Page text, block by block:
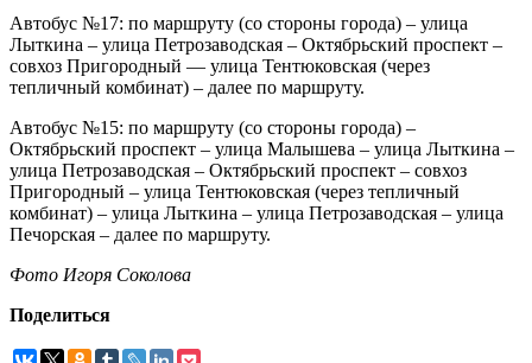
Автобус №17: по маршруту (со стороны города) – улица
Лыткина – улица Петрозаводская – Октябрьский проспект –
совхоз Пригородный — улица Тентюковская (через
тепличный комбинат) – далее по маршруту.
Автобус №15: по маршруту (со стороны города) –
Октябрьский проспект – улица Малышева – улица Лыткина –
улица Петрозаводская – Октябрьский проспект – совхоз
Пригородный – улица Тентюковская (через тепличный
комбинат) – улица Лыткина – улица Петрозаводская – улица
Печорская – далее по маршруту.
Фото Игоря Соколова
Поделиться